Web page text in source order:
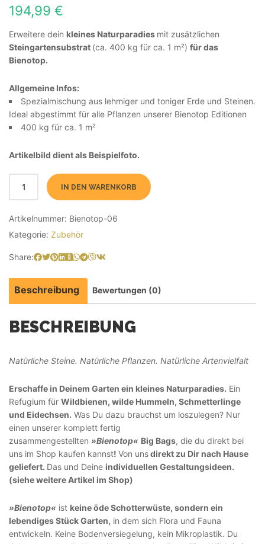
194,99 €
Erweitere dein kleines Naturparadies mit zusätzlichen
Steingartensubstrat (ca. 400 kg für ca. 1 m²) für das
Bienotop.
Allgemeine Infos:
Spezialmischung aus lehmiger und toniger Erde und Steinen.
Ideal abgestimmt für alle Pflanzen unserer Bienotop Editionen
400 kg für ca. 1 m²
Artikelbild dient als Beispielfoto.
IN DEN WARENKORB
Artikelnummer: Bienotop-06
Kategorie: Zubehör
Share:
Beschreibung Bewertungen (0)
BESCHREIBUNG
Natürliche Steine. Natürliche Pflanzen. Natürliche Artenvielfalt
Erschaffe in Deinem Garten ein kleines Naturparadies. Ein
Refugium für Wildbienen, wilde Hummeln, Schmetterlinge
und Eidechsen. Was Du dazu brauchst um loszulegen? Nur
einen unserer komplett fertig
zusammengestellten »Bienotop« Big Bags, die du direkt bei
uns im Shop kaufen kannst! Von unsdirekt zu Dir nach Hause
geliefert. Das und Deine individuellen Gestaltungsideen.
(siehe weitere Artikel im Shop)
»Bienotop« ist keine öde Schotterwüste, sondern ein
lebendiges Stück Garten, in dem sich Flora und Fauna
entwickeln. Keine Bodenversiegelung, kein Mikroplastik. Du